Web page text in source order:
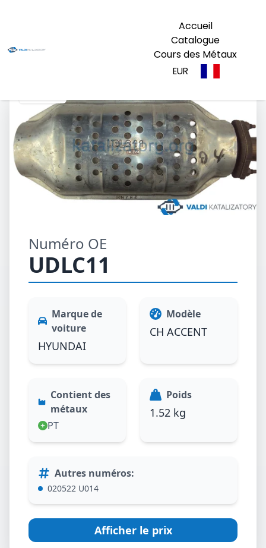
Accueil
Catalogue
Cours des Métaux
EUR
Numéro OE
UDLC11
Marque de
voiture
HYUNDAI
Modèle
CH ACCENT
Contient des
métaux
PT
Poids
1.52 kg
Autres numéros:
020522 U014
Afficher le prix